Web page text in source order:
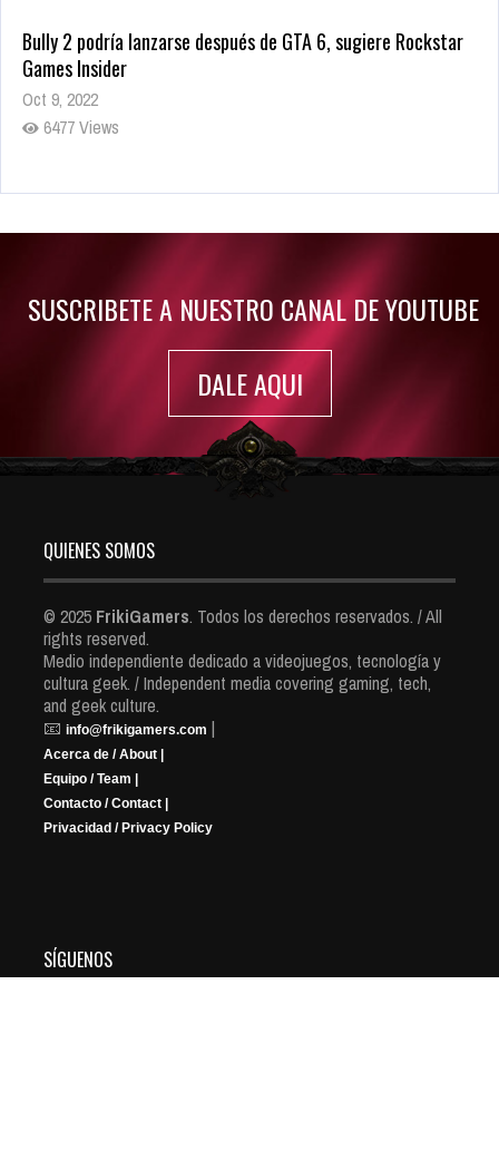
Bully 2 podría lanzarse después de GTA 6, sugiere Rockstar
Games Insider
Oct 9, 2022
6477 Views
Rumor: Se filtran los primeros detalles de Resident Evil 9
SUSCRIBETE A NUESTRO CANAL DE YOUTUBE
DALE AQUI
QUIENES SOMOS
© 2025 FrikiGamers. Todos los derechos reservados. / All
rights reserved.
Medio independiente dedicado a videojuegos, tecnología y
cultura geek. / Independent media covering gaming, tech,
and geek culture.
📧 info@frikigamers.com |
Acerca de / About |
Equipo / Team |
Contacto / Contact |
Privacidad / Privacy Policy
SÍGUENOS